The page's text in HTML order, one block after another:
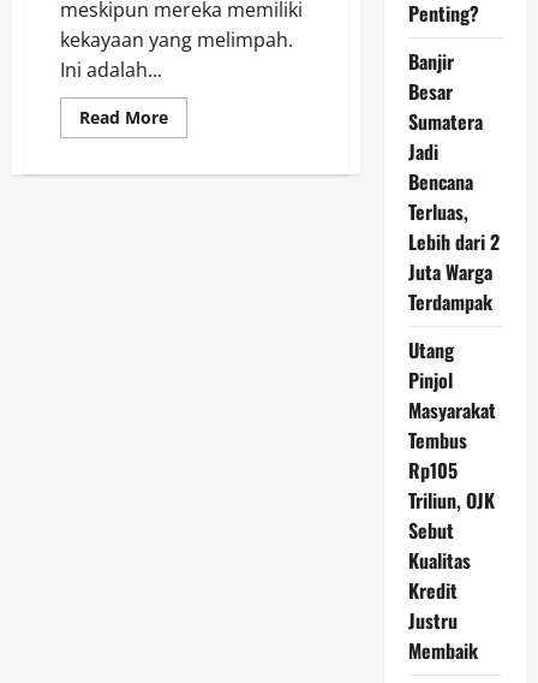
meskipun mereka memiliki
kekayaan yang melimpah.
Ini adalah...
Read MoreRead
more
Super
Penting?
Banjir
Besar
Sumatera
Jadi
Bencana
Terluas,
Lebih dari 2
Juta Warga
Terdampak
Utang
Pinjol
Masyarakat
Tembus
Rp105
Triliun, OJK
Sebut
Kualitas
Kredit
Justru
Membaik